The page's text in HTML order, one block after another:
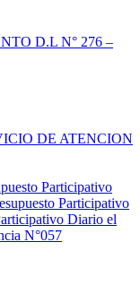
D.L N° 276 –
DE ATENCION
Participativo
Participativo
Diario el
N°057